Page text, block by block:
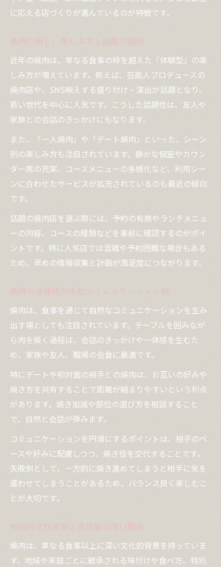
に応える店づくりが進んでいるのが特徴です。
焼肉の新しい楽しみ方と話題の傾向
近年の焼肉は、単なる食事の枠を超えた「体験型」の楽
しみ方が増えています。例えば、芸能人プロデュースの
焼肉店や、SNS映えする盛り付け・演出が話題となり、
若い世代を中心に人気です。こうした話題性は、友人や
家族との会話のきっかけにもなります。
また、「一人焼肉」や「デート焼肉」といった、シーン
別の楽しみ方も注目されています。静かな個室やカウン
ター席の充実、コースメニューの多様化など、利用シー
ンに合わせたサービスが拡充されているのも最近の傾向
です。
話題の焼肉店を選ぶ際には、予約の有無やランチメニュ
ーの内容、コースの種類などを事前に確認するのがポイ
ントです。特に人気店では混雑や予約困難な場合もある
ため、早めの情報収集と計画が満足度につながります。
焼肉の多様性が生むコミュニケーション術
焼肉は、食事を通じて自然なコミュニケーションを生み
出す場としても注目されています。テーブルを囲みなが
ら肉を焼く過程は、会話のきっかけや一体感を生むた
め、家族や友人、職場の会食に最適です。
特にデートや初対面の相手との焼肉は、お互いの好みや
焼き方を共有することで距離が縮まりやすいという利点
があります。焼き加減や部位の選び方を相談すること
で、自然と会話が弾みます。
コミュニケーションを円滑にするポイントは、相手のペ
ースや好みに配慮しつつ、焼き役を交代することです。
失敗例として、一方的に焼き進めてしまうと相手に気を
遣わせてしまうことがあるため、バランス良く楽しむこ
とが大切です。
焼肉の文化背景と食体験の深い関係
焼肉は、単なる食事以上に深い文化的背景を持っていま
す。地域や家庭ごとに継承される味付けや食べ方、特別